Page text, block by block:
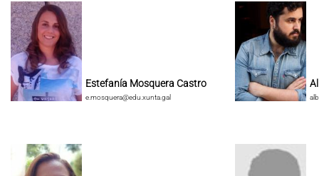
Estefanía Mosquera Castro
e.mosquera@edu.xunta.gal